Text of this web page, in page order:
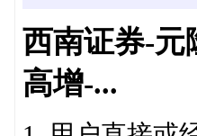
西南证券-元
高增-...